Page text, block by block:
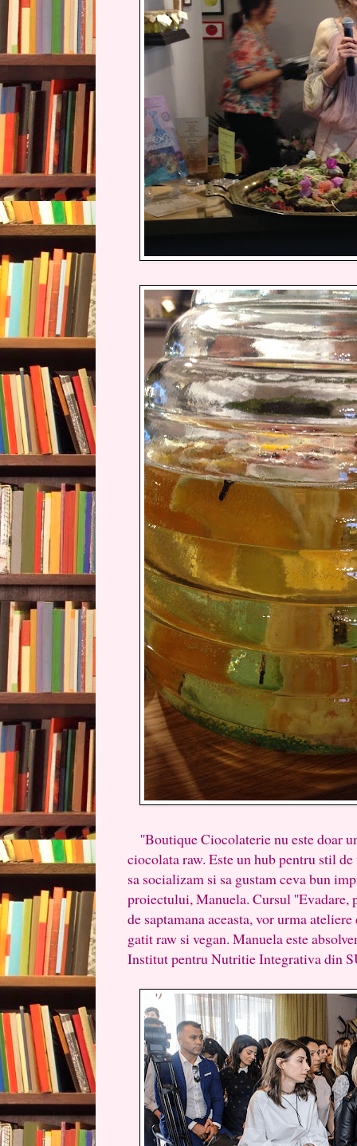
''Boutique Ciocolaterie nu este doar
ciocolata raw. Este un hub pentru stil
sa socializam si sa gustam ceva bun
proiectului, Manuela. Cursul ''Evadare,
de saptamana aceasta, vor urma
gatit raw si vegan. Manuela este
Institut pentru Nutritie Integrativa din